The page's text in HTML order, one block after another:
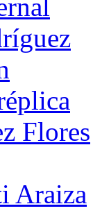
Flores
Araiza